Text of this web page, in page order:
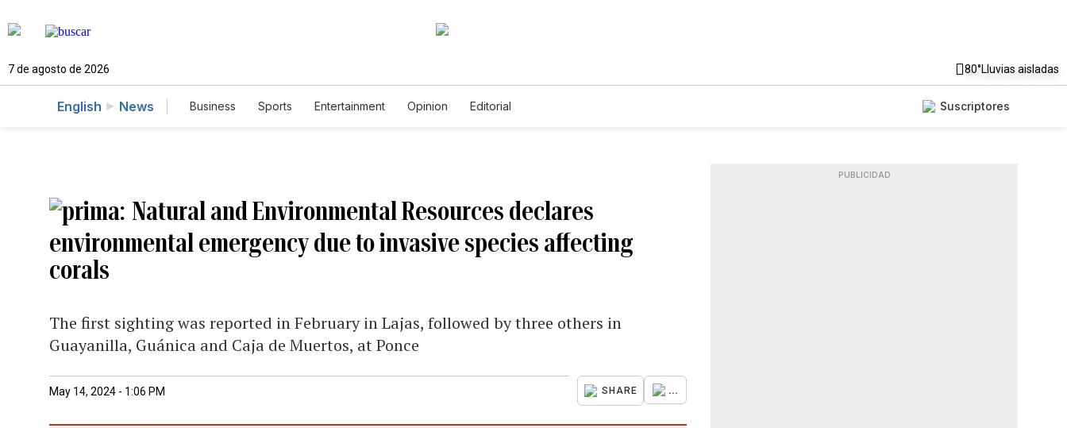
7 de agosto de 2026 80°Lluvias aisladas
English News Business Sports Entertainment Opinion Editorial Suscriptores
Natural and Environmental Resources declares
environmental emergency due to invasive species affecting
corals
The first sighting was reported in February in Lajas, followed by three others in
Guayanilla, Guánica and Caja de Muertos, at Ponce
May 14, 2024 - 1:06 PM SHARE ...
PUBLICIDAD